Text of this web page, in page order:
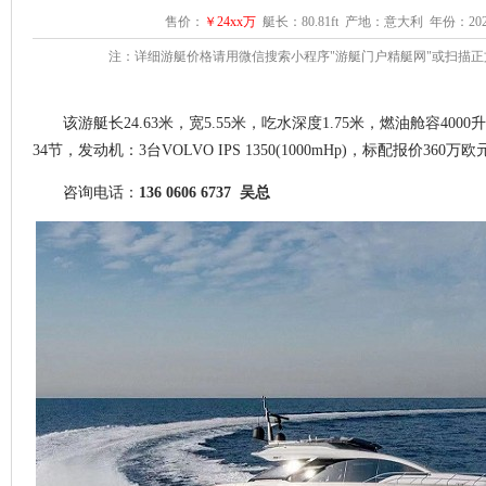
售价： ￥24xx万艇长：80.81ft 产地：意大利 年份：
注：详细游艇价格请用微信搜索小程序"游艇门户精艇网"或扫描
该游艇长24.63米，宽5.55米，吃水深度1.75米，燃油舱容4000
34节，发动机：3台VOLVO IPS 1350(1000mHp)，标配报价360万欧
咨询电话： 136 0606 6737 吴总